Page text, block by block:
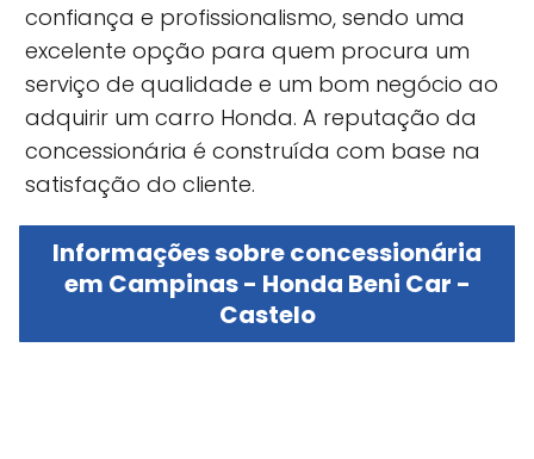
confiança e profissionalismo, sendo uma
excelente opção para quem procura um
serviço de qualidade e um bom negócio ao
adquirir um carro Honda. A reputação da
concessionária é construída com base na
satisfação do cliente.
Informações sobre concessionária
em Campinas - Honda Beni Car -
Castelo